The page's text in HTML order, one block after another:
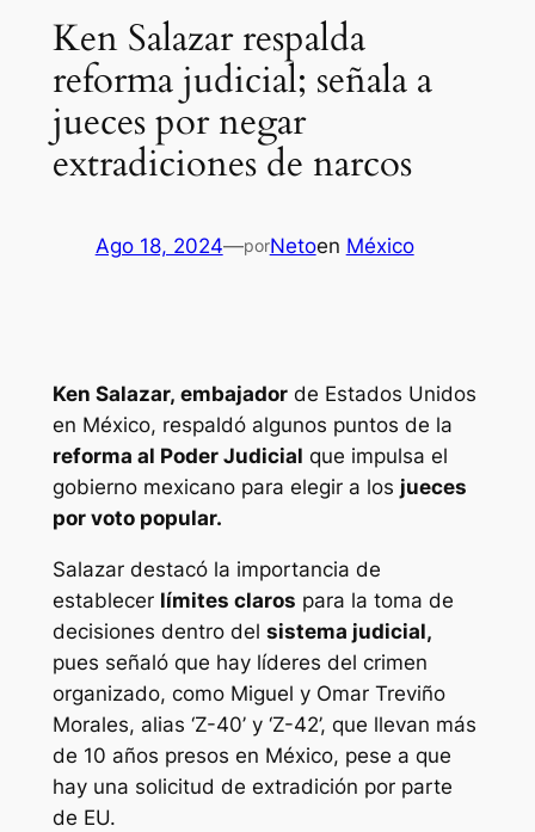
Ken Salazar respalda
reforma judicial; señala a
jueces por negar
extradiciones de narcos
Ago 18, 2024—porNetoen México
Ken Salazar, embajadorde Estados Unidos
en México, respaldó algunos puntos de la
reforma al Poder Judicial que impulsa el
gobierno mexicano para elegir a los jueces
por voto popular.
Salazar destacó la importancia de
establecer límites claros para la toma de
decisiones dentro del sistema judicial,
pues señaló que hay líderes del crimen
organizado, como Miguel y Omar Treviño
Morales, alias ‘Z-40’ y ‘Z-42’, que llevan más
de 10 años presos en México, pese a que
hay una solicitud de extradición por parte
de EU.